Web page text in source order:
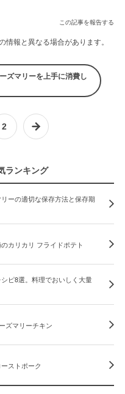
この記事を報告する
報と異なる場合があります。
ズマリーを上手に消費し
2
ランキング
ーの適切な保存方法と保存期
カリカリ フライドポテト
ピ8選。料理でおいしく大量
ズマリーチキン
ストポーク